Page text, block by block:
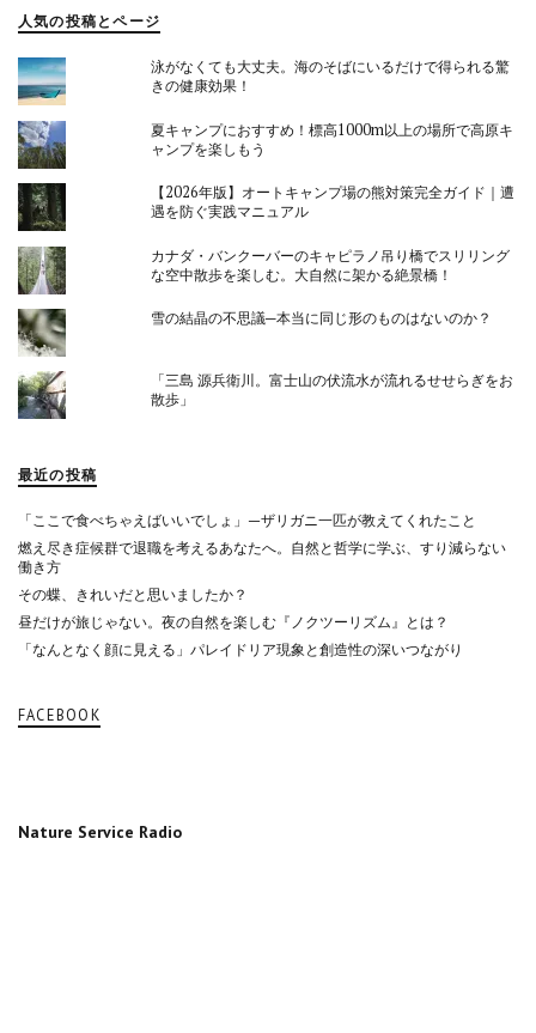
人気の投稿とページ
泳がなくても大丈夫。海のそばにいるだけで得られる驚
きの健康効果！
夏キャンプにおすすめ！標高1000m以上の場所で高原キ
ャンプを楽しもう
【2026年版】オートキャンプ場の熊対策完全ガイド｜遭
遇を防ぐ実践マニュアル
カナダ・バンクーバーのキャピラノ吊り橋でスリリング
な空中散歩を楽しむ。大自然に架かる絶景橋！
雪の結晶の不思議─本当に同じ形のものはないのか？
「三島 源兵衛川。富士山の伏流水が流れるせせらぎをお
散歩」
最近の投稿
「ここで食べちゃえばいいでしょ」—ザリガニ一匹が教えてくれたこと
燃え尽き症候群で退職を考えるあなたへ。自然と哲学に学ぶ、すり減らない
働き方
その蝶、きれいだと思いましたか？
昼だけが旅じゃない。夜の自然を楽しむ『ノクツーリズム』とは？
「なんとなく顔に見える」パレイドリア現象と創造性の深いつながり
FACEBOOK
Nature Service Radio